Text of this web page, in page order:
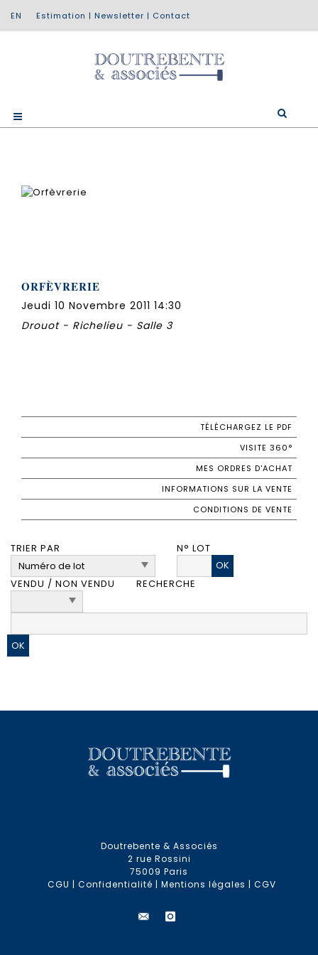
Estimation | Newsletter | Contact
ORFÈVRERIE
Jeudi 10 Novembre 2011 14:30
Drouot - Richelieu - Salle 3
TÉLÉCHARGEZ LE PDF
VISITE 360°
MES ORDRES D'ACHAT
INFORMATIONS SUR LA VENTE
CONDITIONS DE VENTE
TRIER PAR
N° LOT
OK
VENDU / NON VENDU
RECHERCHE
Doutrebente & Associés
2 rue Rossini
75009 Paris
CGU | Confidentialité | Mentions légales | CGV